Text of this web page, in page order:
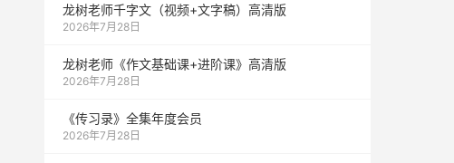
龙树老师千字文（视频+文字稿）高清版
2026年7月28日
龙树老师《作文基础课+进阶课》高清版
2026年7月28日
《传习录》全集年度会员
2026年7月28日